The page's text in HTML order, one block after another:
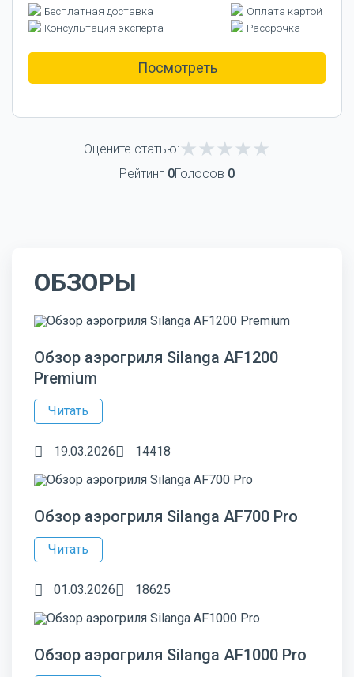
Бесплатная доставка
Оплата картой
Консультация эксперта
Рассрочка
Посмотреть
Оцените статью:
Рейтинг 0Голосов 0
ОБЗОРЫ
Обзор аэрогриля Silanga AF1200
Premium
Читать
19.03.2026 14418
Обзор аэрогриля Silanga AF700 Pro
Читать
01.03.2026 18625
Обзор аэрогриля Silanga AF1000 Pro